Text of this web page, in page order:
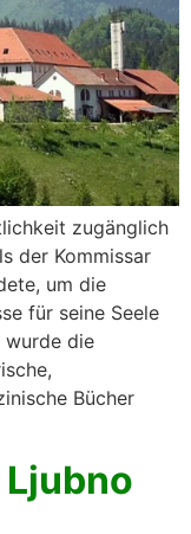
zugänglich
der Kommissar
um die
für seine Seele
wurde die
Bücher